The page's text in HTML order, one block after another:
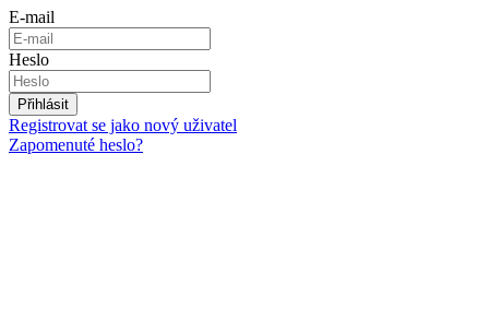
E-mail
Heslo
Přihlásit
Registrovat se jako nový uživatel
Zapomenuté heslo?